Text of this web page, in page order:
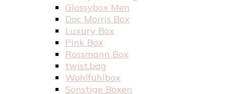
Glossybox Men
Doc Morris Box
Luxury Box
Pink Box
Rossmann Box
twist.bag
Wohlfühlbox
Sonstige Boxen